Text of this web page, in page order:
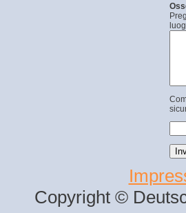
Copyright ©